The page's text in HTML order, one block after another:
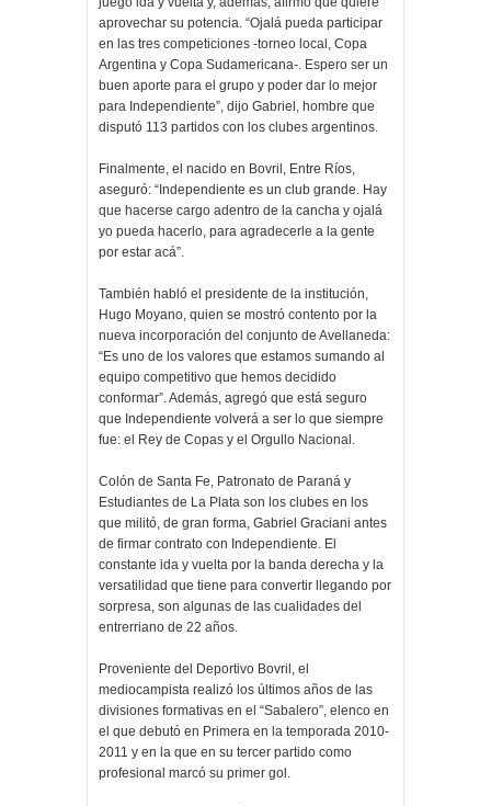
aprovechar su potencia. “Ojalá pueda participar
en las tres competiciones -torneo local, Copa
Argentina y Copa Sudamericana-. Espero ser un
buen aporte para el grupo y poder dar lo mejor
para Independiente”, dijo Gabriel, hombre que
disputó 113 partidos con los clubes argentinos.
Finalmente, el nacido en Bovril, Entre Ríos,
aseguró: “Independiente es un club grande. Hay
que hacerse cargo adentro de la cancha y ojalá
yo pueda hacerlo, para agradecerle a la gente
por estar acá”.
También habló el presidente de la institución,
Hugo Moyano, quien se mostró contento por la
nueva incorporación del conjunto de Avellaneda:
“Es uno de los valores que estamos sumando al
equipo competitivo que hemos decidido
conformar”. Además, agregó que está seguro
que Independiente volverá a ser lo que siempre
fue: el Rey de Copas y el Orgullo Nacional.
Colón de Santa Fe, Patronato de Paraná y
Estudiantes de La Plata son los clubes en los
que militó, de gran forma, Gabriel Graciani antes
de firmar contrato con Independiente. El
constante ida y vuelta por la banda derecha y la
versatilidad que tiene para convertir llegando por
sorpresa, son algunas de las cualidades del
entrerriano de 22 años.
Proveniente del Deportivo Bovril, el
mediocampista realizó los últimos años de las
divisiones formativas en el “Sabalero”, elenco en
el que debutó en Primera en la temporada 2010-
2011 y en la que en su tercer partido como
profesional marcó su primer gol.